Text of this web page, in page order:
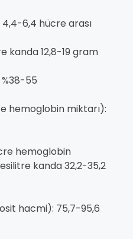
6,4 hücre arası
kanda 12,8-19 gram
55
hemoglobin miktarı):
hemoglobin
kanda 32,2-35,2
hacmi): 75,7-95,6